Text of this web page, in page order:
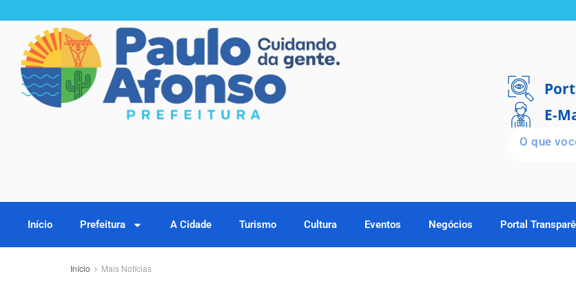
E-
Início Prefeitura A Cidade Turismo Cultura Eventos Negócios Portal
Início Mais Notícias